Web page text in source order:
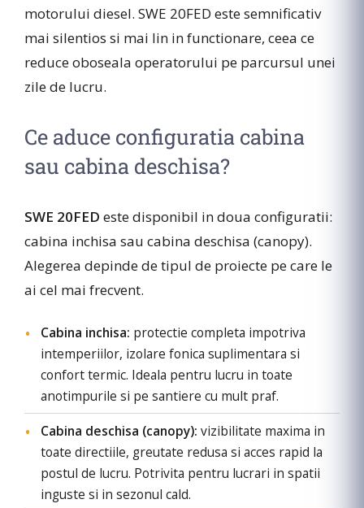
motorului diesel. SWE 20FED este semnificativ
mai silentios si mai lin in functionare, ceea ce
reduce oboseala operatorului pe parcursul unei
zile de lucru.
Ce aduce configuratia cabina
sau cabina deschisa?
SWE 20FED este disponibil in doua configuratii:
cabina inchisa sau cabina deschisa (canopy).
Alegerea depinde de tipul de proiecte pe care le
ai cel mai frecvent.
Cabina inchisa: protectie completa impotriva
intemperiilor, izolare fonica suplimentara si
confort termic. Ideala pentru lucru in toate
anotimpurile si pe santiere cu mult praf.
Cabina deschisa (canopy): vizibilitate maxima in
toate directiile, greutate redusa si acces rapid la
postul de lucru. Potrivita pentru lucrari in spatii
inguste si in sezonul cald.